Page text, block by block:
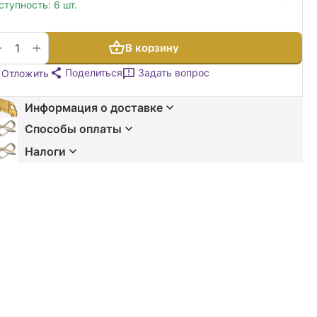
6 шт.
+ В корзину
Отложить Поделиться Задать вопрос
Информация о доставке
Способы оплаты
Налоги